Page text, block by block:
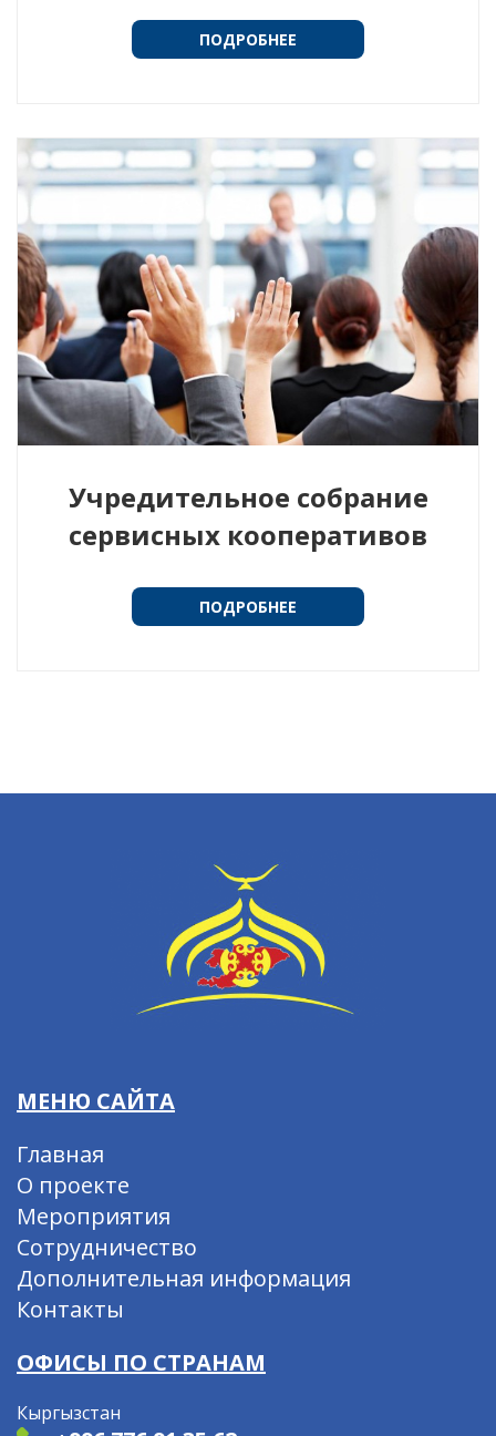
ПОДРОБНЕЕ
Учредительное собрание
сервисных кооперативов
ПОДРОБНЕЕ
МЕНЮ САЙТА
Главная
О проекте
Мероприятия
Сотрудничество
Дополнительная информация
Контакты
ОФИСЫ ПО СТРАНАМ
Кыргызстан